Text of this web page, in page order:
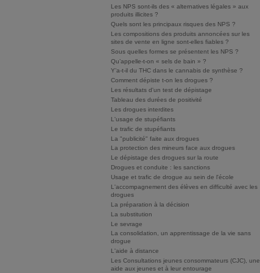
Les NPS sont-ils des « alternatives légales » aux
produits illicites ?
Quels sont les principaux risques des NPS ?
Les compositions des produits annoncées sur les
sites de vente en ligne sont-elles fiables ?
Sous quelles formes se présentent les NPS ?
Qu’appelle-t-on « sels de bain » ?
Y’a-t-il du THC dans le cannabis de synthèse ?
Comment dépiste t-on les drogues ?
Les résultats d'un test de dépistage
Tableau des durées de positivité
Les drogues interdites
L'usage de stupéfiants
Le trafic de stupéfiants
La "publicité" faite aux drogues
La protection des mineurs face aux drogues
Le dépistage des drogues sur la route
Drogues et conduite : les sanctions
Usage et trafic de drogue au sein de l'école
L'accompagnement des élèves en difficulté avec les
drogues
La préparation à la décision
La substitution
Le sevrage
La consolidation, un apprentissage de la vie sans
drogue
L'aide à distance
Les Consultations jeunes consommateurs (CJC), une
aide aux jeunes et à leur entourage